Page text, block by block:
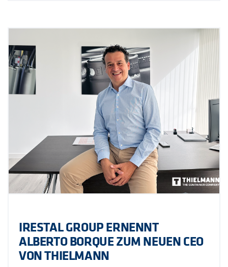
IRESTAL GROUP ERNENNT
ALBERTO BORQUE ZUM NEUEN CEO
VON THIELMANN